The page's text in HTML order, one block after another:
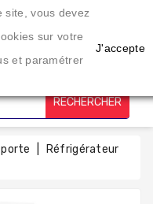
depuis 20 ans
RECHERCHER
Réfrigérateur
site, vous devez
sur votre
et paramétrer
J'accepte